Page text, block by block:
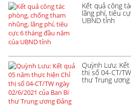
Kết quả công
lãng phí, tiêu
UBND tỉnh
Quỳnh Lưu:
thị số 04-CT/
thư Trung